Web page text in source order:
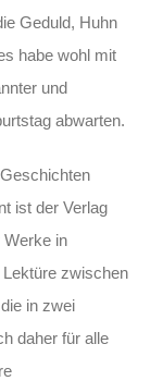
Geduld, Huhn
habe wohl mit
und
abwarten.
ist der Verlag
Werke in
zwischen
in zwei
daher für alle